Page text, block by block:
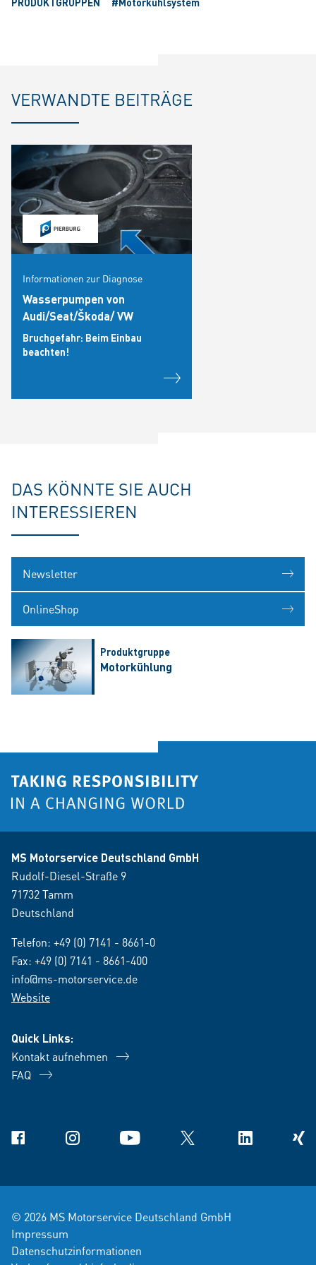
VERWANDTE BEITRÄGE
Informationen zur Diagnose
Wasserpumpen von
Audi/Seat/Škoda/ VW
Bruchgefahr: Beim Einbau
beachten!
DAS KÖNNTE SIE AUCH
INTERESSIEREN
Newsletter
OnlineShop
Produktgruppe
Motorkühlung
MS Motorservice Deutschland GmbH
Rudolf-Diesel-Straße 9
71732 Tamm
Deutschland
Telefon: +49 (0) 7141 - 8661-0
Fax: +49 (0) 7141 - 8661-400
info@ms-motorservice.de
Website
Quick Links:
Kontakt aufnehmen
FAQ
Facebook Instagram YouTube X Linkedin Xing
© 2026 MS Motorservice Deutschland GmbH
Impressum
Datenschutzinformationen